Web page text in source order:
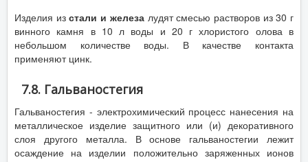
Изделия изстали и железа лудят смесью растворов из 30 г
винного камня в 10 л воды и 20 г хлористого олова в
небольшом количестве воды. В качестве контакта
применяют цинк.
7.8. Гальваностегия
Гальваностегия - электрохимический процесс нанесения на
металлическое изделие защитного или (и) декоративного
слоя другого металла. В основе гальваностегии лежит
осаждение на изделии положительно заряженных ионов